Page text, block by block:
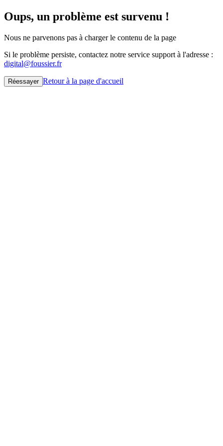
Oups, un problème est survenu !
Nous ne parvenons pas à charger le contenu de la page
Si le problème persiste, contactez notre service support à l'adresse :
digital@foussier.fr
Réessayer Retour à la page d'accueil